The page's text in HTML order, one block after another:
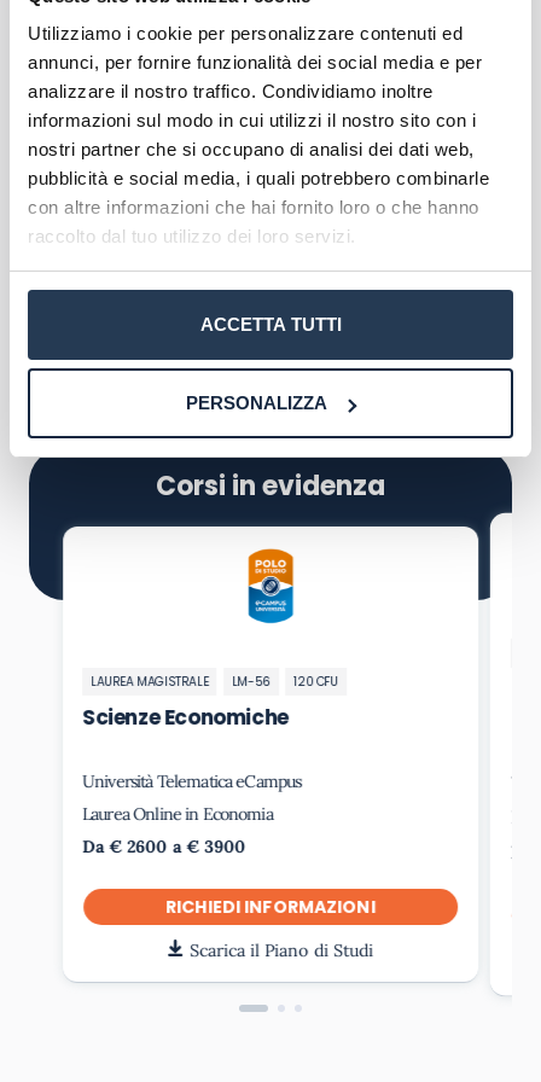
Utilizziamo i cookie per personalizzare contenuti ed
annunci, per fornire funzionalità dei social media e per
analizzare il nostro traffico. Condividiamo inoltre
informazioni sul modo in cui utilizzi il nostro sito con i
nostri partner che si occupano di analisi dei dati web,
pubblicità e social media, i quali potrebbero combinarle
con altre informazioni che hai fornito loro o che hanno
raccolto dal tuo utilizzo dei loro servizi.
ACCETTA TUTTI
PERSONALIZZA
classi 17 e 28 (DM 509), oltre alla conoscenza della
lingua inglese. Chi ha un titolo di studio diverso
deve avere conoscenze sulle discipline
economico-politiche ed economico-aziendali, sui
principi e degli istituti giuridici e sugli strumenti
matematici e statistici.
I requisiti appena elencati vengono valutati
pregiudica l’immatricolazione, ma serve
l’esito è negativo gli studenti devonosuperare
degli Obblighi Formativi Aggiuntivi
Corsi in evidenza
LAUREA MAGISTRALE LM-56 120 CFU
Scienze Economiche
Università Telematica eCampus
Laurea Online in Economia
Da € 2600 a € 3900
RICHIEDI INFORMAZIONI
Scarica il Piano di Studi
Da